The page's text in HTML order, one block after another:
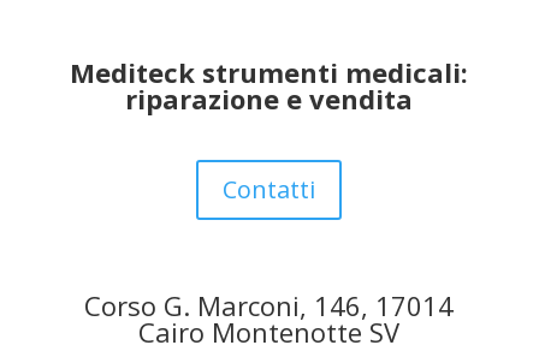
Mediteck strumenti medicali:
riparazione e vendita
Contatti
Corso G. Marconi, 146, 17014
Cairo Montenotte SV